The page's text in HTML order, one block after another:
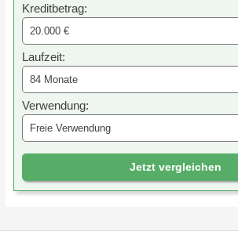
Kreditbetrag:
Laufzeit:
Verwendung:
Jetzt vergleichen